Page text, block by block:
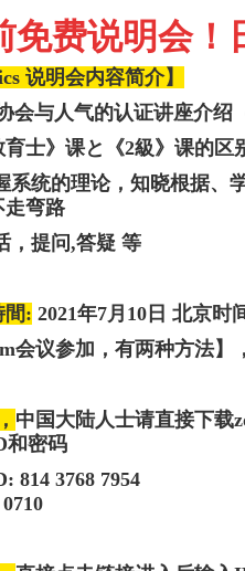
免费说明会！
说明会内容简介】
会与人气的认证讲座介绍
士》课と《2級》课的区
系统的理论，知晓根据、
走弯路
，提问,答疑 等
間: 2021年7月 10 日 北京时
会议参加，有两种方法】
， 中国大陆人士请直接下载
和密码
814 3768 7954
0710